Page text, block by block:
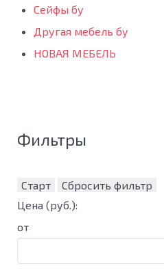
Сейфы бу
Другая мебель бу
НОВАЯ МЕБЕЛЬ
Фильтры
Старт
Сбросить фильтр
Цена (руб.):
от